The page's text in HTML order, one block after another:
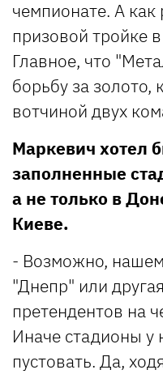
чемпионате. А как
призовой тройке
Главное, что
борьбу за
вотчиной двух
Маркевич хотел
заполненные
а не только в
Киеве.
- Возможно,
"Днепр" или
претендентов на
Иначе стадионы у
пустовать. Да,